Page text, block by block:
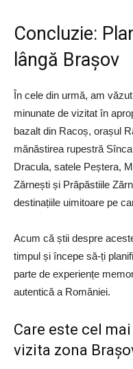
Concluzie:
lângă Brașov
În cele din urmă, am
minunate de vizitat în
bazalt din Racoș, orașul
mănăstirea rupestră
Dracula, satele Peștera,
Zărnești și Prăpăstiile
destinațiile uimitoare pe
Acum că știi despre
timpul și începe să-ți
parte de experiențe
autentică a României.
Care este cel
vizita zona